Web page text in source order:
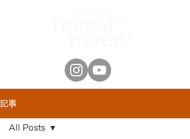
記事
All Posts